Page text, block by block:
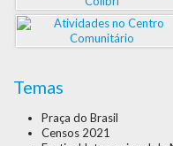
Temas
Praça do Brasil
Censos 2021